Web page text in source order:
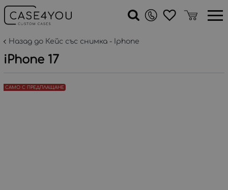
Назад до Кейс със снимка - Iphone
iPhone 17
САМО С ПРЕДПЛАЩАНЕ